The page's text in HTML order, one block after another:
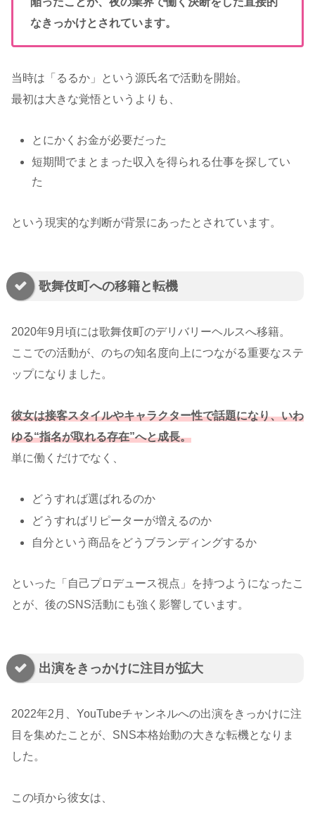
なきっかけとされています。
当時は「るるか」という源氏名で活動を開始。
最初は大きな覚悟というよりも、
とにかくお金が必要だった
短期間でまとまった収入を得られる仕事を探してい
た
という現実的な判断が背景にあったとされています。
歌舞伎町への移籍と転機
2020年9月頃には歌舞伎町のデリバリーヘルスへ移籍。
ここでの活動が、のちの知名度向上につながる重要なステ
ップになりました。
彼女は接客スタイルやキャラクター性で話題になり、いわ
ゆる“指名が取れる存在”へと成長。
単に働くだけでなく、
どうすれば選ばれるのか
どうすればリピーターが増えるのか
自分という商品をどうブランディングするか
といった「自己プロデュース視点」を持つようになったこ
とが、後のSNS活動にも強く影響しています。
出演をきっかけに注目が拡大
2022年2月、YouTubeチャンネルへの出演をきっかけに注
目を集めたことが、SNS本格始動の大きな転機となりま
した。
この頃から彼女は、